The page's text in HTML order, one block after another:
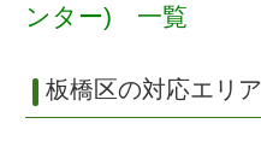
ンター) 一覧
板橋区の対応エリア